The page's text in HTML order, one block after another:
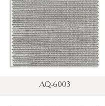
AQ-6003